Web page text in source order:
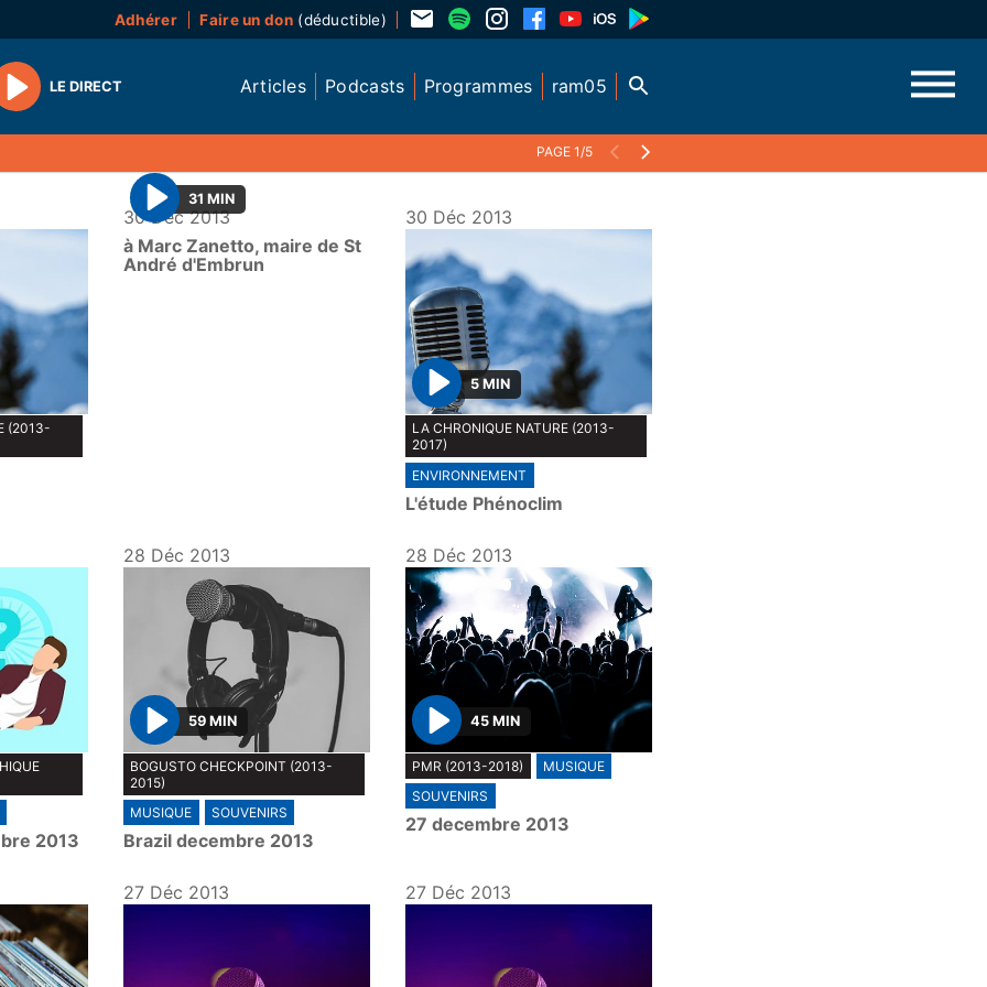
Adhérer Faire un don(déductible)
Play
LE DIRECT Articles Podcasts Programmes ram05
PAGE 1/5
(2013-
30 Déc 2013
P
l
a
31 MIN
à Marc Zanetto, maire de St
André d'Embrun
30 Déc 2013
P
l
a
y
5 MIN
LA CHRONIQUE NATURE (2013-
2017)
ENVIRONNEMENT
L'étude Phénoclim
2013
28 Déc 2013
P
l
a
y
59 MIN
BOGUSTO CHECKPOINT (2013-
2015)
MUSIQUE
SOUVENIRS
Brazil decembre 2013
28 Déc 2013
P
l
a
y
45 MIN
PMR (2013-2018)
MUSIQUE
SOUVENIRS
27 decembre 2013
27 Déc 2013 27 Déc 2013